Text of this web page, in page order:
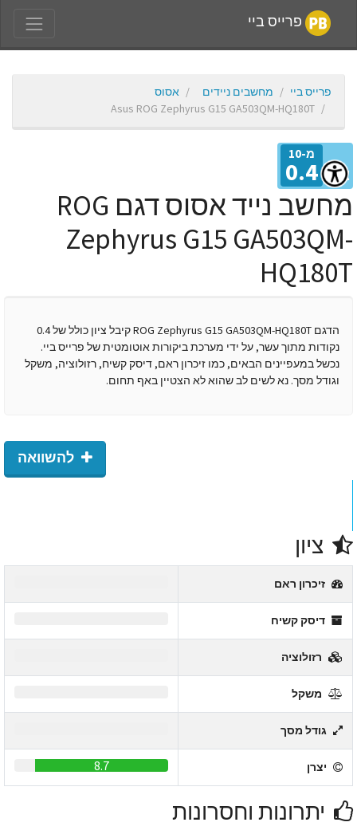
פרייס ביי
פרייס ביי מחשבים ניידים
אסוס
Asus ROG Zephyrus G15 GA503QM-HQ180T
ציון
מ-10
0.4
מחשב נייד אסוס דגם ROG
Zephyrus G15
הדגם ROG Zephyrus G15 GA503QM-HQ180T קיבל ציון כולל של 0.4
נקודות מתוך עשר, על ידי מערכת ביקורות אוטומטית של פרייס ביי.
נכשל במעפיינים הבאים, כמו זיכרון ראם, דיסק קשיח, רזולוציה, משקל
וגודל מסך. נא לשים לב שהוא לא הצטיין באף תחום.
להשוואה
ציון
זיכרון ראם
דיסק קשיח
רזולוציה
משקל
גודל מסך
יצרן 8.7
יתרונות וחסרונות